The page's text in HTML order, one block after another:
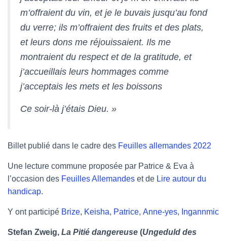
m’offraient du vin, et je le buvais jusqu’au fond
du verre; ils m’offraient des fruits et des plats,
et leurs dons me réjouissaient. Ils me
montraient du respect et de la gratitude, et
j’accueillais leurs hommages comme
j’acceptais les mets et les boissons
Ce soir-là j’étais Dieu. »
Billet publié dans le cadre des Feuilles allemandes 2022
Une lecture commune proposée par Patrice & Eva à
l’occasion des Feuilles Allemandes et de Lire autour du
handicap.
Y ont participé Brize, Keisha, Patrice, Anne-yes, Ingannmic
Stefan Zweig, La Pitié dangereuse (Ungeduld des